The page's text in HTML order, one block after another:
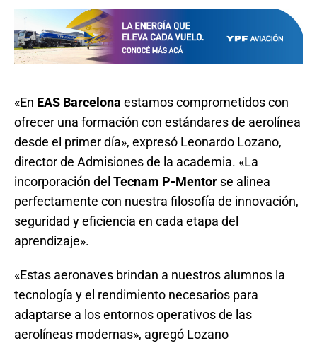
«En EAS Barcelona estamos comprometidos con
ofrecer una formación con estándares de aerolínea
desde el primer día», expresó Leonardo Lozano,
director de Admisiones de la academia. «La
incorporación del Tecnam P-Mentor se alinea
perfectamente con nuestra filosofía de innovación,
seguridad y eficiencia en cada etapa del
aprendizaje».
«Estas aeronaves brindan a nuestros alumnos la
tecnología y el rendimiento necesarios para
adaptarse a los entornos operativos de las
aerolíneas modernas», agregó Lozano